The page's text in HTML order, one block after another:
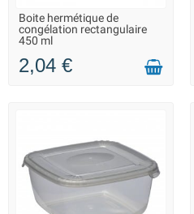
LIVRAISON 2 À 3 JOURS
Boite hermétique de
congélation rectangulaire
450 ml
2,04 €